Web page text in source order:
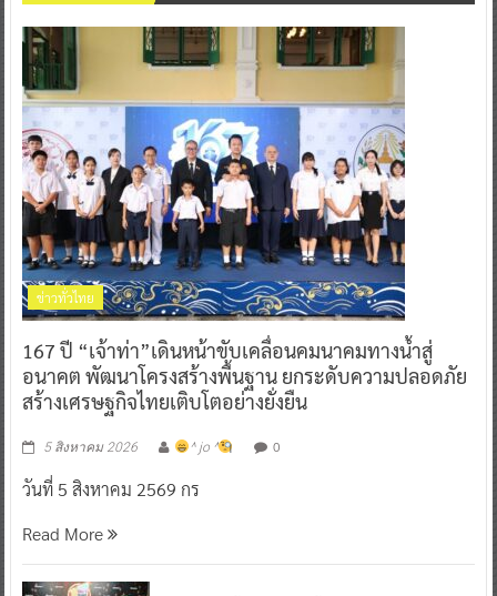
ข่าวทั่วไทย
167 ปี “เจ้าท่า”เดินหน้าขับเคลื่อนคมนาคมทางน้ำสู่
อนาคต พัฒนาโครงสร้างพื้นฐาน ยกระดับความปลอดภัย
สร้างเศรษฐกิจไทยเติบโตอย่างยั่งยืน
5 สิงหาคม 2026 ^ jo ^ 0
วันที่ 5 สิงหาคม 2569 กร
Read More